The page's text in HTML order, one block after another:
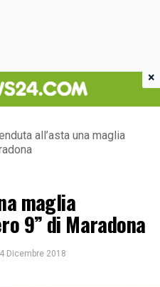
all’asta una maglia
maglia
9” di Maradona
Dicembre 2018
×